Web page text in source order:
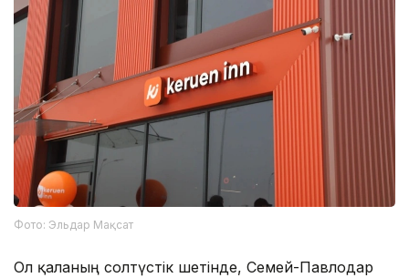
Фото: Эльдар Мақсат
Ол қаланың солтүстік шетінде, Семей-Павлодар